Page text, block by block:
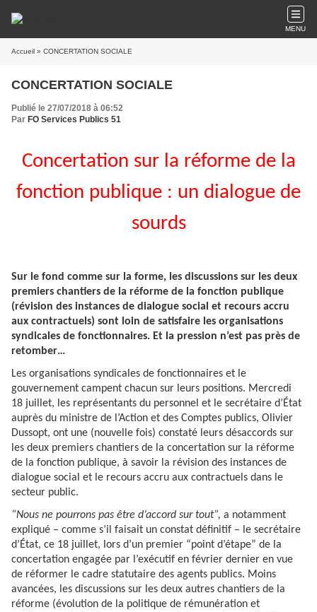
MENU
Accueil » CONCERTATION SOCIALE
CONCERTATION SOCIALE
Publié le 27/07/2018 à 06:52
Par FO Services Publics 51
Concertation sur la réforme de la
fonction publique : un dialogue de
sourds
Sur le fond comme sur la forme, les discussions sur les deux
premiers chantiers de la réforme de la fonction publique
(révision des instances de dialogue social et recours accru
aux contractuels) sont loin de satisfaire les organisations
syndicales de fonctionnaires. Et la pression n’est pas près de
retomber…
Les organisations syndicales de fonctionnaires et le
gouvernement campent chacun sur leurs positions. Mercredi
18 juillet, les représentants du personnel et le secrétaire d’État
auprès du ministre de l’Action et des Comptes publics, Olivier
Dussopt, ont une (nouvelle fois) constaté leurs désaccords sur
les deux premiers chantiers de la concertation sur la réforme
de la fonction publique, à savoir la révision des instances de
dialogue social et le recours accru aux contractuels dans le
secteur public.
“Nous ne pourrons pas être d’accord sur tout”, a notamment
expliqué – comme s’il faisait un constat définitif – le secrétaire
d’État, ce 18 juillet, lors d’un premier “point d’étape” de la
concertation engagée par l’exécutif en février dernier en vue
de réformer le cadre statutaire des agents publics. Moins
avancées, les discussions sur les deux autres chantiers de la
réforme (évolution de la politique de rémunération et